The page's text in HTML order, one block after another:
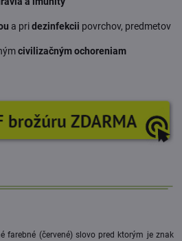
a pridezinfekcii povrchov, predmetov
civilizačným ochoreniam
farebné (červené) slovo pred ktorým je znak